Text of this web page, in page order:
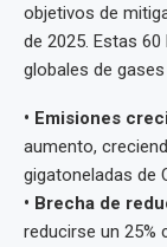
objetivos de
de 2025. Estas
globales de
•⁠ ⁠Emisiones
aumento,
gigatoneladas de
•⁠ ⁠Brecha de
reducirse un 25%